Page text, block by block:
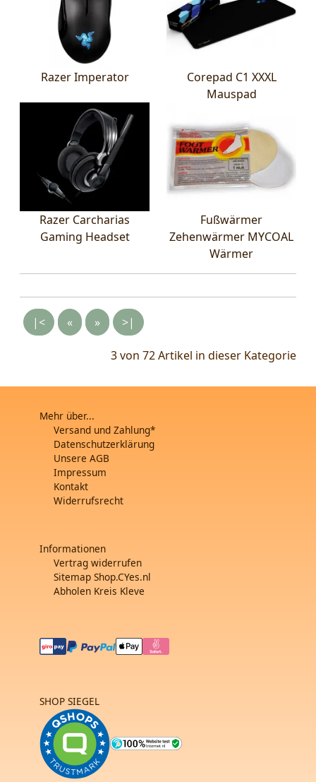
Razer Imperator
Corepad C1 XXXL
Mauspad
Razer Carcharias
Gaming Headset
Fußwärmer
Zehenwärmer MYCOAL
Wärmer
|< « » >|
3 von 72Artikel in dieser Kategorie
Mehr über...
Versand und Zahlung*
Datenschutzerklärung
Unsere AGB
Impressum
Kontakt
Widerrufsrecht
Informationen
Vertrag widerrufen
Sitemap Shop.CYes.nl
Abholen Kreis Kleve
SHOP SIEGEL